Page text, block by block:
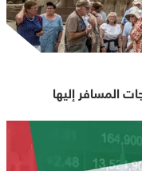
المسافر إليها